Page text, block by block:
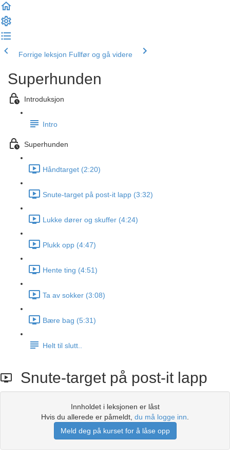
Forrige leksjon Fullfør og gå videre
Superhunden
Introduksjon
Intro
Superhunden
Håndtarget (2:20)
Snute-target på post-it lapp (3:32)
Lukke dører og skuffer (4:24)
Plukk opp (4:47)
Hente ting (4:51)
Ta av sokker (3:08)
Bære bag (5:31)
Helt til slutt..
Snute-target på post-it lapp
Innholdet i leksjonen er låst
Hvis du allerede er påmeldt, du må logge inn
Meld deg på kurset for å låse opp